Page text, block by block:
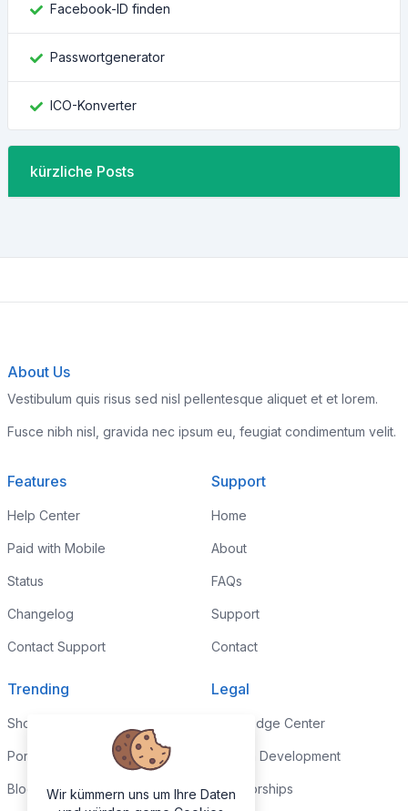
Facebook-ID finden
Passwortgenerator
ICO-Konverter
kürzliche Posts
About Us
Vestibulum quis risus sed nisl pellentesque aliquet et et lorem.
Fusce nibh nisl, gravida nec ipsum eu, feugiat condimentum velit.
Features
Help Center
Paid with Mobile
Status
Changelog
Contact Support
Support
Home
About
FAQs
Support
Contact
Trending
Shop
Portfolio
Blog
Legal
Knowledge Center
Custom Development
Sponsorships
Wir kümmern uns um Ihre Daten